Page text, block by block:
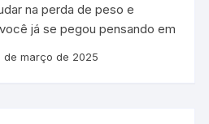
na perda de peso e
já se pegou pensando em
de março de 2025